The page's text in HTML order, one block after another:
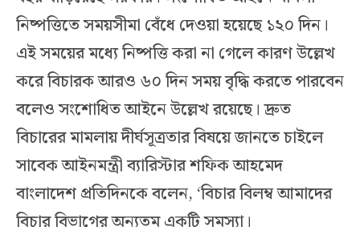
নিষ্পত্তিতে সময়সীমা বেঁধে দেওয়া হয়েছে ১২০ দিন।
এই সময়ের মধ্যে নিষ্পত্তি করা না গেলে কারণ উল্লেখ
করে বিচারক আরও ৬০ দিন সময় বৃদ্ধি করতে পারবেন
বলেও সংশোধিত আইনে উল্লেখ রয়েছে। দ্রুত
বিচারের মামলায় দীর্ঘসূত্রতার বিষয়ে জানতে চাইলে
সাবেক আইনমন্ত্রী ব্যারিস্টার শফিক আহমেদ
বাংলাদেশ প্রতিদিনকে বলেন, ‘বিচার বিলম্ব আমাদের